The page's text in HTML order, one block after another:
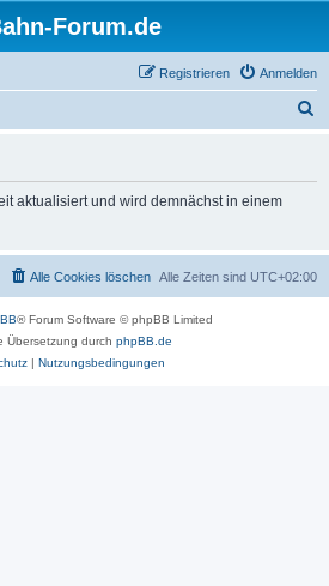
Forum.de
Anmelden
Registrieren
aktualisiert und wird demnächst in einem
Alle Zeiten sind UTC+02:00
Alle Cookies löschen
® Forum Software © phpBB Limited
Übersetzung durch phpBB.de
| Nutzungsbedingungen